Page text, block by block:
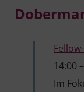
14:00 –
Im